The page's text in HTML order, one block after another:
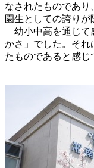
なされたものであ
園生としての誇り
幼小中高を通じて
かさ」でした。それ
たものであると感じ